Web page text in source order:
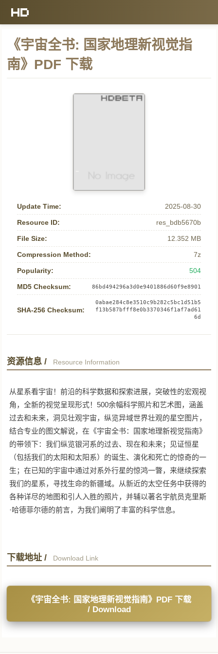
《宇宙全书: 国家地理新视觉指
南》PDF 下载
Update Time: 2025-08-30
Resource ID: res_bdb5670b
File Size: 12.352 MB
Compression Method: 7z
Popularity: 504
MD5 Checksum: 86bd494296a3d0e9401886d60f9e8901
SHA-256 Checksum:
0abae284c8e3510c9b282c5bc1d51b5
f13b587bfff8e0b3370346f1af7ad61
6d
资源信息 / Resource Information
从星系看宇宙！前沿的科学数据和探索进展，突破性的宏观视
角，全新的视觉呈现形式！500余幅科学照片和艺术图，涵盖
过去和未来，洞见壮观宇宙，纵览异域世界壮观的星空图片，
结合专业的图文解说，在《宇宙全书：国家地理新视觉指南》
的带领下：我们纵览银河系的过去、现在和未来；见证恒星
（包括我们的太阳和太阳系）的诞生、演化和死亡的惊奇的一
生；在已知的宇宙中通过对系外行星的惊鸿一瞥，来继续探索
我们的星系，寻找生命的新疆域。从新近的太空任务中获得的
各种详尽的地图和引人入胜的照片，并辅以著名宇航员克里斯
·哈德菲尔德的前言，为我们阐明了丰富的科学信息。
下载地址 / Download Link
《宇宙全书: 国家地理新视觉指南》PDF 下载
/ Download